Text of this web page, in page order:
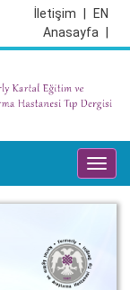
EN
İletişim
Anasayfa